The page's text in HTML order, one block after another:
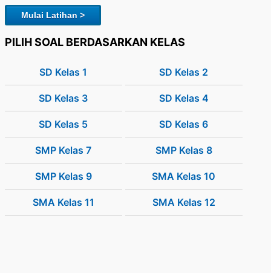
Mulai Latihan >
PILIH SOAL BERDASARKAN KELAS
SD Kelas 1 SD Kelas 2
SD Kelas 3 SD Kelas 4
SD Kelas 5 SD Kelas 6
SMP Kelas 7 SMP Kelas 8
SMP Kelas 9 SMA Kelas 10
SMA Kelas 11 SMA Kelas 12